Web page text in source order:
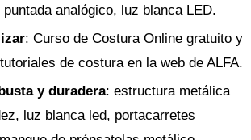
puntada analógico, luz blanca LED.
: Curso de Costura Online gratuito y
de costura en la web de ALFA.
y duradera: estructura metálica
luz blanca led, portacarretes